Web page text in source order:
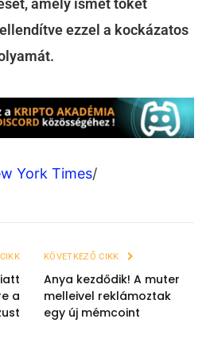
amely ismét tőkét
ezzel a kockázatos
York Times/
a
KÖVETKEZŐ CIKK
Anya kezdődik! A muter
melleivel reklámoztak
egy új mémcoint